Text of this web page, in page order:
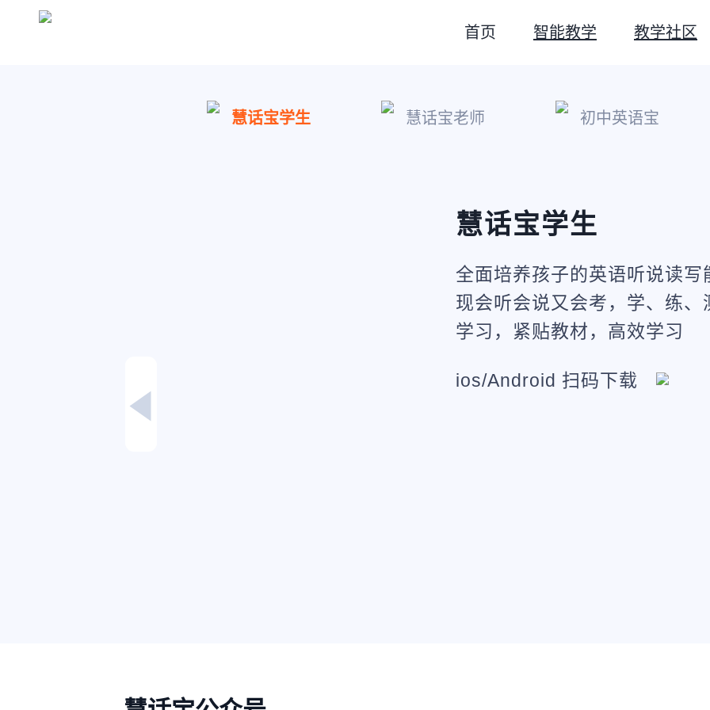
首页 智能教学 教学社区
慧话宝学生 慧话宝老师 初中英语宝
慧话宝学生
全面培养孩子的英语听说读写
现会听会说又会考，学、练、
学习，紧贴教材，高效学习
ios/Android 扫码下载